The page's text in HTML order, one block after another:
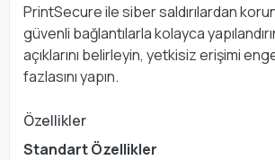
PrintSecure ile siber saldırılardan
güvenli bağlantılarla kolayca
açıklarını belirleyin, yetkisiz erişimi
fazlasını yapın.
Özellikler
Standart Özellikler